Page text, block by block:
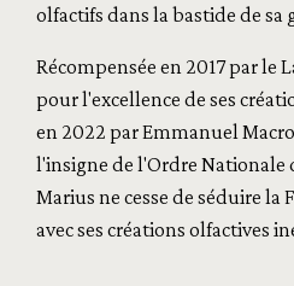
olfactifs dans la bastide de sa
Récompensée en 2017 par le
pour l'excellence de ses
en 2022 par Emmanuel
l'insigne de l'Ordre Nationale
Marius ne cesse de séduire
avec ses créations olfactives